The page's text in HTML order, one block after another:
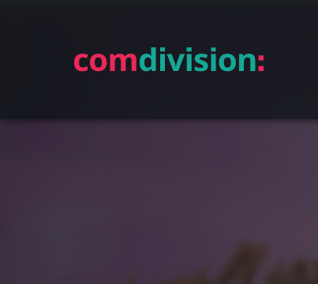
Hauptinhalt